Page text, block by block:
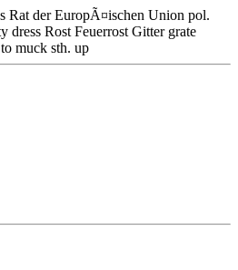
Rat der EuropÃ¤ischen Union pol.
dress Rost Feuerrost Gitter grate
muck sth. up